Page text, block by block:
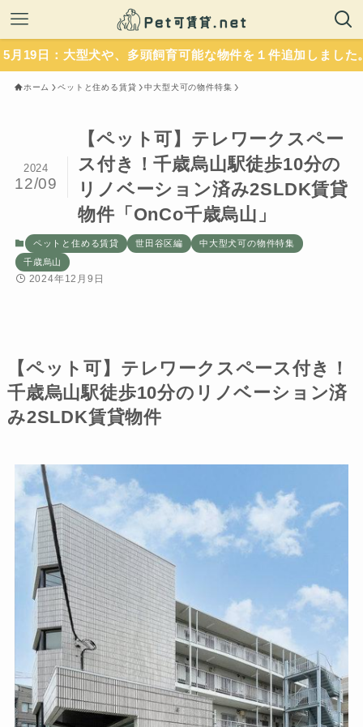
型犬や、多頭飼育可能な物件を１件追加しました。いずれ
ホーム ペットと住める賃貸 中大型犬可の物件特集
【ペット可】テレワークスペー
ス付き！千歳烏山駅徒歩10分の
リノベーション済み2SLDK賃貸
物件「OnCo千歳烏山」
2024
12/09
ペットと住める賃貸 世田谷区編
中大型犬可の物件特集
千歳烏山
2024年12月9日
【ペット可】テレワークスペース付き！
千歳烏山駅徒歩10分のリノベーション済
み2SLDK賃貸物件